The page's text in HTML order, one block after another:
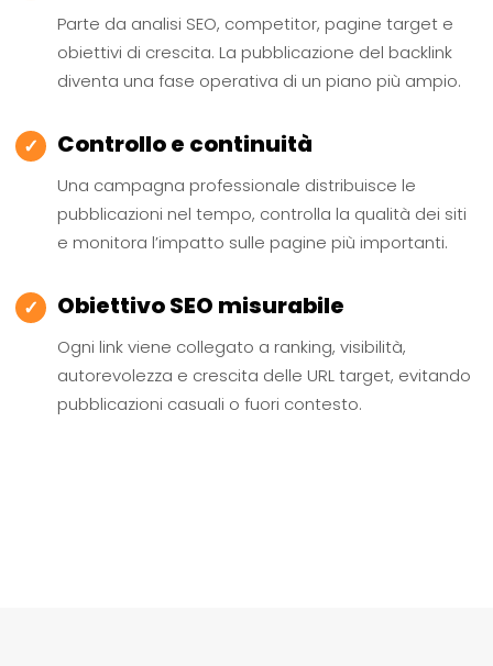
Parte da analisi SEO, competitor, pagine target e
obiettivi di crescita. La pubblicazione del backlink
diventa una fase operativa di un piano più ampio.
✓ Controllo e continuità
Una campagna professionale distribuisce le
pubblicazioni nel tempo, controlla la qualità dei siti
e monitora l’impatto sulle pagine più importanti.
✓ Obiettivo SEO misurabile
Ogni link viene collegato a ranking, visibilità,
autorevolezza e crescita delle URL target, evitando
pubblicazioni casuali o fuori contesto.